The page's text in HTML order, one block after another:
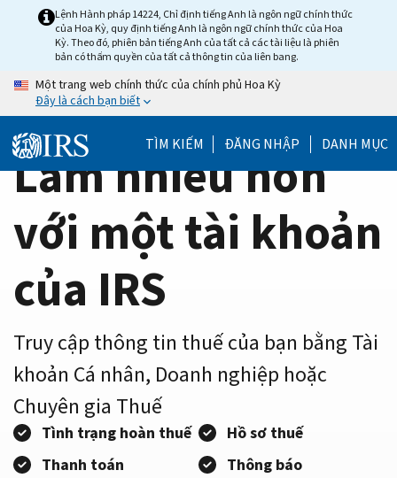
HomeLệnh Hành pháp 14224, Chỉ định tiếng Anh là ngôn ngữ chính thức
của Hoa Kỳ, quy định tiếng Anh là ngôn ngữ chính thức của Hoa
Kỳ. Theo đó, phiên bản tiếng Anh của tất cả các tài liệu là phiên
bản có thẩm quyền của tất cả thông tin của liên bang.
Một trang web chính thức của chính phủ Hoa Kỳ
Đây là cách bạn biết
TÌM KIẾM ĐĂNG NHẬP DANH MỤC
Làm nhiều hơn
với một tài khoản
của IRS
Truy cập thông tin thuế của bạn bằng Tài
khoản Cá nhân, Doanh nghiệp hoặc
Chuyên gia Thuế
Tình trạng hoàn thuế
Hồ sơ thuế
Thanh toán
Thông báo